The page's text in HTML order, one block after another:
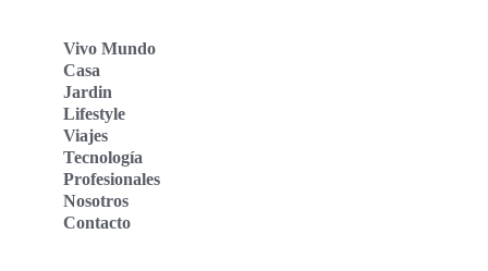
Vivo Mundo
Casa
Jardin
Lifestyle
Viajes
Tecnología
Profesionales
Nosotros
Contacto